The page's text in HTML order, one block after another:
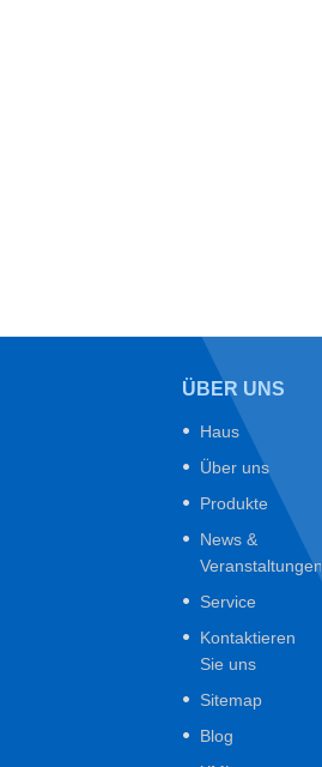
ÜBER UNS
Haus
Über uns
Produkte
News &
Veranstaltungen
Service
Kontaktieren
Sie uns
Sitemap
Blog